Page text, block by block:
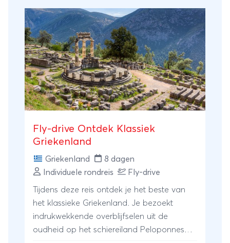
Fly-drive Ontdek Klassiek
Griekenland
Griekenland
8 dagen
Individuele rondreis
Fly-drive
Tijdens deze reis ontdek je het beste van
het klassieke Griekenland. Je bezoekt
indrukwekkende overblijfselen uit de
oudheid op het schiereiland Peloponnesos,